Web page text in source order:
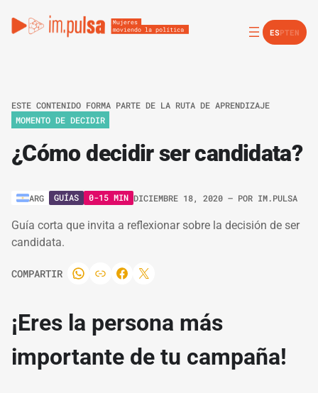
ESPTEN
ESTE CONTENIDO FORMA PARTE DE LA RUTA DE APRENDIZAJE
MOMENTO DE DECIDIR
¿Cómo decidir ser candidata?
ARG GUÍAS 0-15 MIN DICIEMBRE 18, 2020 – POR IM.PULSA
Guía corta que invita a reflexionar sobre la decisión de ser
candidata.
COMPARTIR
¡Eres la persona más
importante de tu campaña!